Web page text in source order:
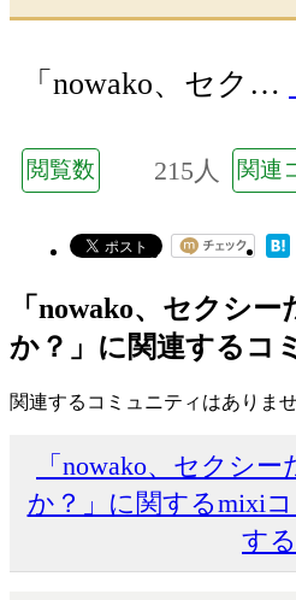
「nowako、セク…
閲覧数 215人 関連
「nowako、セクシ
か？」に関連するコ
関連するコミュニティはありま
「nowako、セクシ
か？」に関するmixi
する